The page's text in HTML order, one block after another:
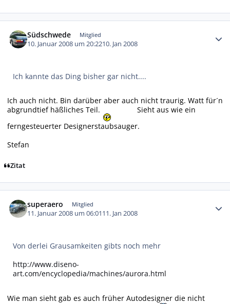
Südschwede Mitglied
10. Januar 2008 um 20:2210. Jan 2008
Ich kannte das Ding bisher gar nicht....
Ich auch nicht. Bin darüber aber auch nicht traurig. Watt für´n
abgrundtief häßliches Teil.
Sieht aus wie ein
ferngesteuerter Designerstaubsauger.
Stefan
Zitat
superaero Mitglied
11. Januar 2008 um 06:0111. Jan 2008
Von derlei Grausamkeiten gibts noch mehr
http://www.diseno-
art.com/encyclopedia/machines/aurora.html
Wie man sieht gab es auch früher Autodesigner die nicht